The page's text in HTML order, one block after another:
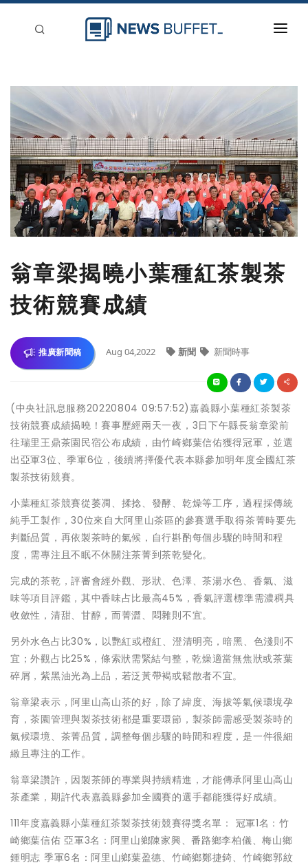
新聞稿分類
登入
刊登
翁章梁揭曉小葉種紅茶製茶
技術競賽成績
推廣新聞稿 Aug 04,2022 新聞 新聞時事
(中央社訊息服務20220804 09:57:52)嘉義縣小葉種紅茶製茶
技術競賽成績揭曉！賽事歷經兩天一夜，3日下午縣長翁章梁前
往瑞里王鼎茶園民宿公布成績，由竹崎鄉葉信佑獲得冠軍，並選
出亞軍3位、季軍6位，後續將擇優代表本縣參加明年度全國紅茶
製茶技術競賽。
小葉種紅茶競賽從萎凋、揉捻、發酵、乾燥等工序，過程採傳統
純手工製作，30位來自大阿里山茶區的參賽選手取得茶菁時要先
判斷品質，再依製茶時的氣候，自行斟酌每個步驟的時間和程
度，需專注且不眠不休關注茶菁到茶乾變化。
完成的茶乾，評審會經外觀、形狀、色澤、茶湯水色、香氣、滋
味等項目評鑑，其中香味占比最高45%，香氣評選標準需濃稠具
收斂性，清甜、甘醇，而菁澀、悶雜則不宜。
另外水色占比30%，以艷紅或橙紅、澄清明亮，暗黑、色淺則不
宜；外觀占比25%，條索狀需緊結勻整，乾燥適當無焦狀或茶葉
碎屑，紫黑油光為上品，若泛黃帶褐或鬆散者不宜。
翁章梁表示，阿里山高山茶的好，除了緯度、海拔等氣候環境孕
育，茶園管理與製茶技術都是重要環節，製茶師需感受製茶時的
氣候環境、茶菁品質，調整每個步驟的時間和程度，是一件很細
緻且專注的工作。
翁章梁讚許，因製茶師的專業與持續精進，才能傳承阿里山高山
茶產業，期許代表嘉義縣參加全國賽的選手都能獲得好成績。
111年度嘉義縣小葉種紅茶製茶技術競賽得獎名單： 冠軍1名：竹
崎鄉葉信佑 亞軍3名：阿里山鄉陳家興、番路鄉李柏儀、梅山鄉
鍾明志 季軍6名：阿里山鄉葉盈德、竹崎鄉鄭捷錡、竹崎鄉郭紋